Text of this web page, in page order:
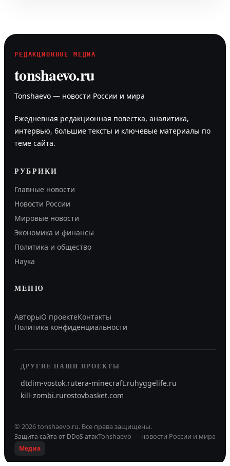
РЕДАКЦИОННОЕ МЕДИА
tonshaevo.ru
Tonshaevo — новости России и мира
Ежедневная редакционная повестка, аналитика,
интервью, большие тексты и ключевые материалы по
теме сайта.
РУБРИКИ
Главные новости
Новости России
Мировые новости
Экономика и финансы
Политика и общество
Наука
МЕНЮ
АвторыО проектеКонтакты
Политика конфиденциальности
ДРУГИЕ НАШИ ПРОЕКТЫ
dtdim-vostok.rutera-minecraft.ruhyggelife.ru
kill-zombi.rurostovbasket.com
© 2026tonshaevo.ru. Все права защищены.
Защита сайта от DDoS атакTonshaevo — новости России и мира
Медиа